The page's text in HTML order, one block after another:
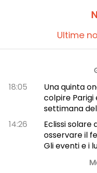
Ultime
18:05
Una quinta
colpire Parigi
settimana
14:26
Eclissi solare
osservare il
Gli eventi e i